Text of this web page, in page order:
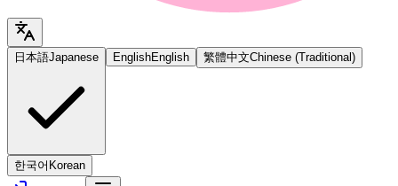
日本語Japanese EnglishEnglish 繁體中文Chinese (Traditional)
한국어 Korean